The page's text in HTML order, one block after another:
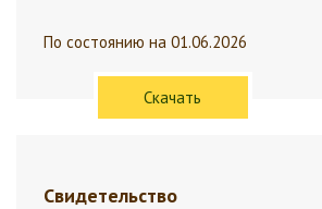
По состоянию на 01.06.2026
Скачать
Свидетельство